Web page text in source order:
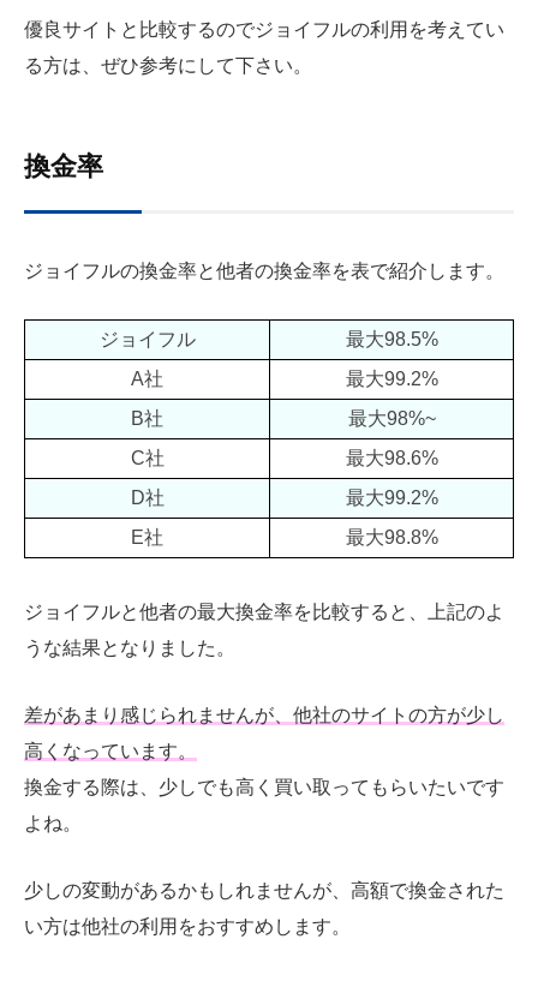
優良サイトと比較するのでジョイフルの利用を考えてい
る方は、ぜひ参考にして下さい。
換金率
ジョイフルの換金率と他者の換金率を表で紹介します。
ジョイフル
最大98.5%
A社
最大99.2%
B社
最大98%~
C社
最大98.6%
D社
最大99.2%
E社
最大98.8%
ジョイフルと他者の最大換金率を比較すると、上記のよ
うな結果となりました。
差があまり感じられませんが、他社のサイトの方が少し
高くなっています。
換金する際は、少しでも高く買い取ってもらいたいです
よね。
少しの変動があるかもしれませんが、高額で換金された
い方は他社の利用をおすすめします。